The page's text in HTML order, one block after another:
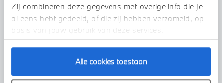
Zij combineren deze gegevens met overige info die je
al eens hebt gedeeld, of die zij hebben verzameld, op
basis van jouw gebruik van deze services.
Alle cookies toestaan